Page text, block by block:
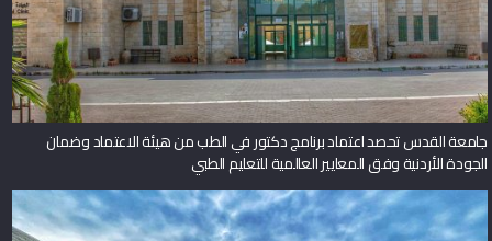
جامعة القدس تحصد اعتماد برنامج دكتور في الطب من هيئة الاعتماد وضمان
الجودة الأردنية وفق المعايير العالمية للتعليم الطبي